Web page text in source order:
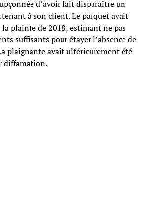
d’avoir fait disparaître un
à son client. Le parquet avait
la plainte de 2018, estimant ne pas
suffisants pour étayer l’absence de
plaignante avait ultérieurement été
diffamation.